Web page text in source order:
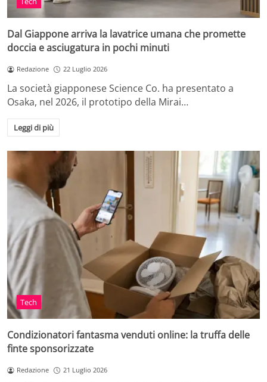
Dal Giappone arriva la lavatrice umana che promette
doccia e asciugatura in pochi minuti
Redazione 22 Luglio 2026
La società giapponese Science Co. ha presentato a
Osaka, nel 2026, il prototipo della Mirai…
Leggi di più
Tech
Condizionatori fantasma venduti online: la truffa delle
finte sponsorizzate
Redazione 21 Luglio 2026